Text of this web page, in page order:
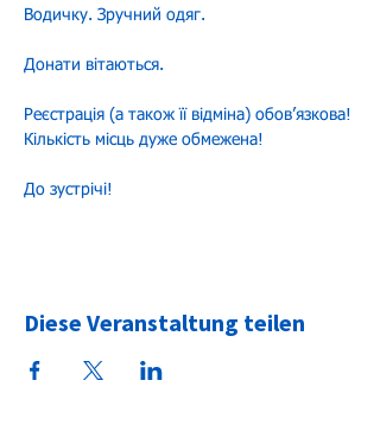
Водичку. Зручний одяг.
Донати вітаються.
Реєстрація (а також її відміна) обовʼязкова!
Кількість місць дуже обмежена!
До зустрічі!
Diese Veranstaltung teilen